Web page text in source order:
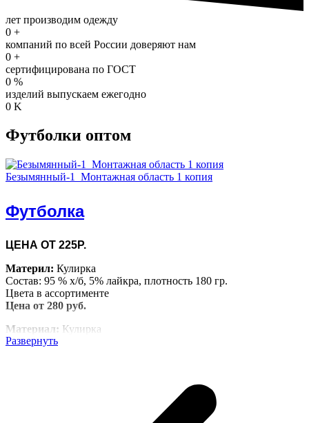
лет производим одежду
0 +
компаний по всей России доверяют нам
0 +
сертифицирована по ГОСТ
0 %
изделий выпускаем ежегодно
0 K
Футболки оптом
Безымянный-1_Монтажная область 1 копия
Футболка
ЦЕНА ОТ 225Р.
Материл: Кулирка
Состав: 95 % х/б, 5% лайкра, плотность 180 гр.
Цвета в ассортименте
Цена от 280 руб.
Материал: Кулирка
Состав: 100% х/б, плотность 160 гр.
Развернуть